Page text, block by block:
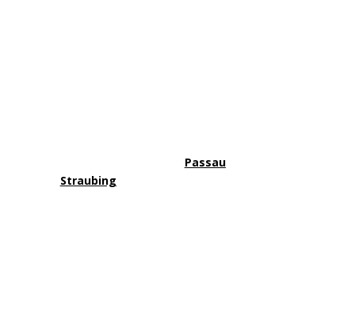
Passau, Deggendorf
Straubing